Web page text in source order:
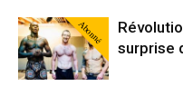
Abonné
surprise